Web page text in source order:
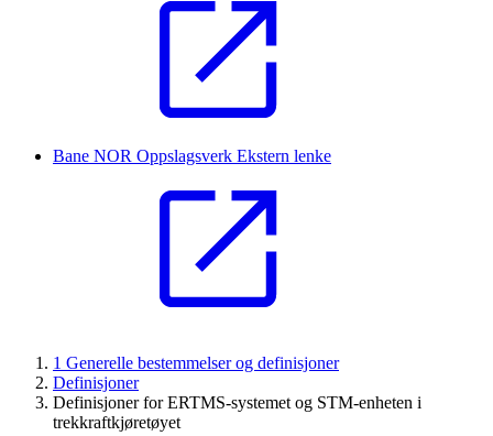
Bane NOR Oppslagsverk Ekstern lenke
1 Generelle bestemmelser og definisjoner
Definisjoner
Definisjoner for ERTMS-systemet og STM-enheten i
trekkraftkjøretøyet